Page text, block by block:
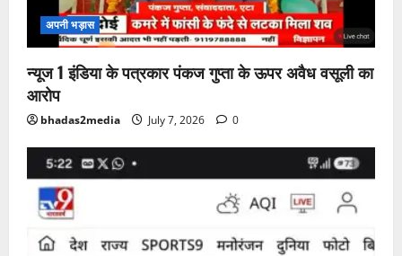
अपनी भड़ास
न्यूज 1 इंडिया के पत्रकार पंकज गुप्ता के ऊपर अवैध वसूली का
आरोप
bhadas2media July 7, 2026 0